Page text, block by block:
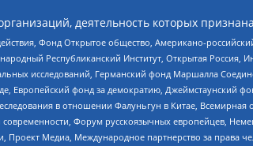
деятельность которых
Фонд Открытое общество, Американо-
Республиканский Институт, Открытая
исследований, Германский фонд Маршалла
Европейский фонд за демократию, Джеймстаунский
в отношении Фалуньгун в Китае,
Форум русскоязычных европейцев,
Медиа, Международное партнерство за права